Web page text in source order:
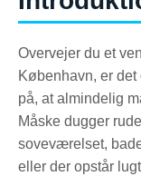
Overvejer du et
København, er
på, at almindelig
Måske dugger
soveværelset,
eller der opstår